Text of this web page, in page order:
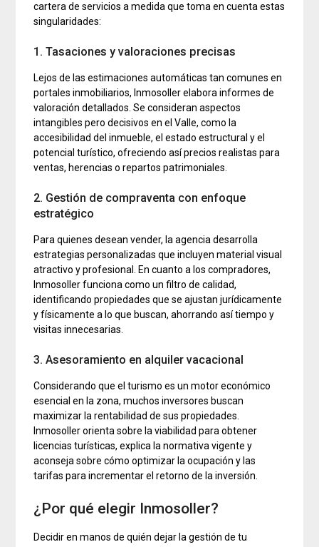
cartera de servicios a medida que toma en cuenta estas
singularidades:
1. Tasaciones y valoraciones precisas
Lejos de las estimaciones automáticas tan comunes en
portales inmobiliarios, Inmosoller elabora informes de
valoración detallados. Se consideran aspectos
intangibles pero decisivos en el Valle, como la
accesibilidad del inmueble, el estado estructural y el
potencial turístico, ofreciendo así precios realistas para
ventas, herencias o repartos patrimoniales.
2. Gestión de compraventa con enfoque
estratégico
Para quienes desean vender, la agencia desarrolla
estrategias personalizadas que incluyen material visual
atractivo y profesional. En cuanto a los compradores,
Inmosoller funciona como un filtro de calidad,
identificando propiedades que se ajustan jurídicamente
y físicamente a lo que buscan, ahorrando así tiempo y
visitas innecesarias.
3. Asesoramiento en alquiler vacacional
Considerando que el turismo es un motor económico
esencial en la zona, muchos inversores buscan
maximizar la rentabilidad de sus propiedades.
Inmosoller orienta sobre la viabilidad para obtener
licencias turísticas, explica la normativa vigente y
aconseja sobre cómo optimizar la ocupación y las
tarifas para incrementar el retorno de la inversión.
¿Por qué elegir Inmosoller?
Decidir en manos de quién dejar la gestión de tu